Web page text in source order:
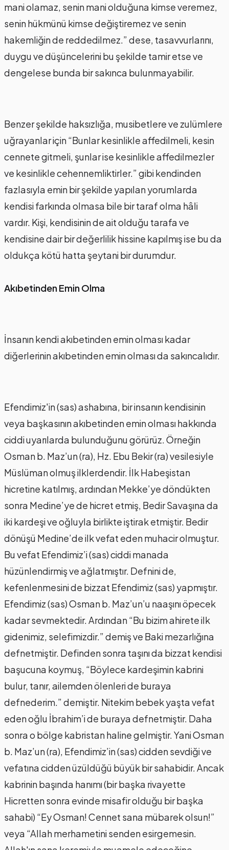
mani olamaz, senin mani olduğuna kimse veremez,
senin hükmünü kimse değiştiremez ve senin
hakemliğin de reddedilmez.” dese, tasavvurlarını,
duygu ve düşüncelerini bu şekilde tamir etse ve
dengelese bunda bir sakınca bulunmayabilir.
Benzer şekilde haksızlığa, musibetlere ve zulümlere
uğrayanlar için “Bunlar kesinlikle affedilmeli, kesin
cennete gitmeli, şunlar ise kesinlikle affedilmezler
ve kesinlikle cehennemliktirler.” gibi kendinden
fazlasıyla emin bir şekilde yapılan yorumlarda
kendisi farkında olmasa bile bir taraf olma hâli
vardır. Kişi, kendisinin de ait olduğu tarafa ve
kendisine dair bir değerlilik hissine kapılmış ise bu da
oldukça kötü hatta şeytani bir durumdur.
Akıbetinden Emin Olma
İnsanın kendi akıbetinden emin olması kadar
diğerlerinin akıbetinden emin olması da sakıncalıdır.
Efendimiz'in (sas) ashabına, bir insanın kendisinin
veya başkasının akıbetinden emin olması hakkında
ciddi uyarılarda bulunduğunu görürüz. Örneğin
Osman b. Maz’un (ra), Hz. Ebu Bekir (ra) vesilesiyle
Müslüman olmuş ilklerdendir. İlk Habeşistan
hicretine katılmış, ardından Mekke’ye döndükten
sonra Medine’ye de hicret etmiş, Bedir Savaşına da
iki kardeşi ve oğluyla birlikte iştirak etmiştir. Bedir
dönüşü Medine’de ilk vefat eden muhacir olmuştur.
Bu vefat Efendimiz’i (sas) ciddi manada
hüzünlendirmiş ve ağlatmıştır. Defnini de,
kefenlenmesini de bizzat Efendimiz (sas) yapmıştır.
Efendimiz (sas) Osman b. Maz’un’u naaşını öpecek
kadar sevmektedir. Ardından “Bu bizim ahirete ilk
gidenimiz, selefimizdir.” demiş ve Baki mezarlığına
defnetmiştir. Definden sonra taşını da bizzat kendisi
başucuna koymuş, “Böylece kardeşimin kabrini
bulur, tanır, ailemden ölenleri de buraya
defnederim.” demiştir. Nitekim bebek yaşta vefat
eden oğlu İbrahim’i de buraya defnetmiştir. Daha
sonra o bölge kabristan haline gelmiştir. Yani Osman
b. Maz’un (ra), Efendimiz’in (sas) cidden sevdiği ve
vefatına cidden üzüldüğü büyük bir sahabidir. Ancak
kabrinin başında hanımı (bir başka rivayette
Hicretten sonra evinde misafir olduğu bir başka
sahabi) “Ey Osman! Cennet sana mübarek olsun!”
veya “Allah merhametini senden esirgemesin.